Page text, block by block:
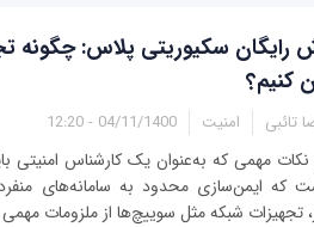
رایگان سکیوریتی پلاس: چگونه
کنیم؟
تائبی امنیت 04/11/1400 - 12:20
نکات مهمی که به‌عنوان یک کارشناس امنیتی
که ایمن‌سازی محدود به سامانه‌های
تجهیزات شبکه مثل سوییچ‌ها از ملزومات